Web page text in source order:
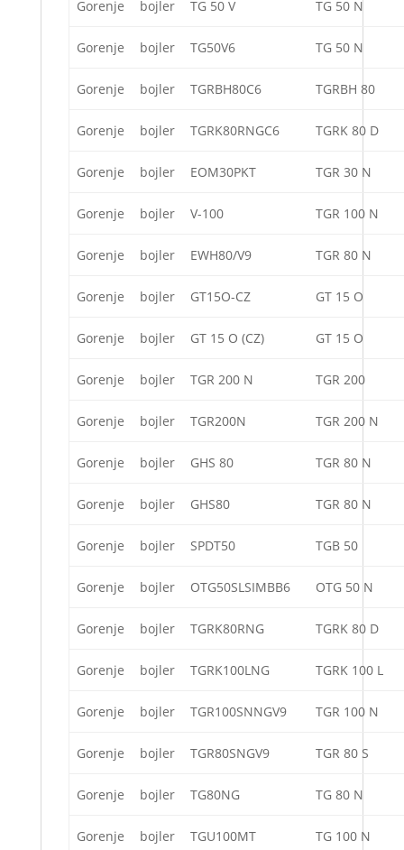
Gorenje bojler TG 50 V TG 50 N
Gorenje bojler TG50V6 TG 50 N
Gorenje bojler TGRBH80C6 TGRBH 80
Gorenje bojler TGRK80RNGC6 TGRK 80 D
Gorenje bojler EOM30PKT TGR 30 N
Gorenje bojler V-100 TGR 100 N
Gorenje bojler EWH80/V9 TGR 80 N
Gorenje bojler GT15O-CZ GT 15 O
Gorenje bojler GT 15 O (CZ) GT 15 O
Gorenje bojler TGR 200 N TGR 200
Gorenje bojler TGR200N TGR 200 N
Gorenje bojler GHS 80 TGR 80 N
Gorenje bojler GHS80 TGR 80 N
Gorenje bojler SPDT50 TGB 50
Gorenje bojler OTG50SLSIMBB6 OTG 50 N
Gorenje bojler TGRK80RNG TGRK 80 D
Gorenje bojler TGRK100LNG TGRK 100 L
Gorenje bojler TGR100SNNGV9 TGR 100 N
Gorenje bojler TGR80SNGV9 TGR 80 S
Gorenje bojler TG80NG TG 80 N
Gorenje bojler TGU100MT TG 100 N